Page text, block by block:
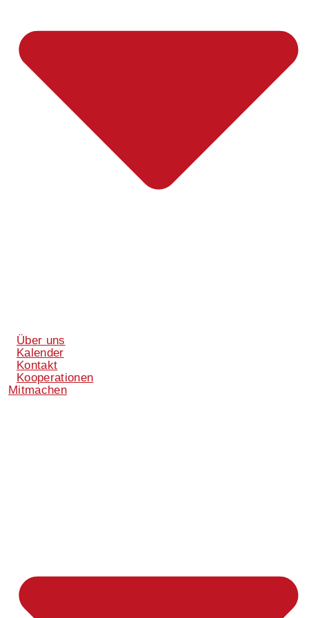
Über uns
Kalender
Kontakt
Kooperationen
Mitmachen